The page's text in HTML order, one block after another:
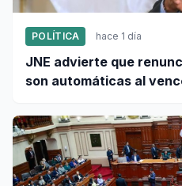
POLÍTICA hace 1 día
JNE advierte que
son automáticas al